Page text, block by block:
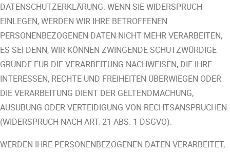
DATENSCHUTZERKLÄRUNG. WENN SIE WIDERSPRUCH
EINLEGEN, WERDEN WIR IHRE BETROFFENEN
PERSONENBEZOGENEN DATEN NICHT MEHR VERARBEITEN,
ES SEI DENN, WIR KÖNNEN ZWINGENDE SCHUTZWÜRDIGE
GRÜNDE FÜR DIE VERARBEITUNG NACHWEISEN, DIE IHRE
INTERESSEN, RECHTE UND FREIHEITEN ÜBERWIEGEN ODER
DIE VERARBEITUNG DIENT DER GELTENDMACHUNG,
AUSÜBUNG ODER VERTEIDIGUNG VON RECHTSANSPRÜCHEN
(WIDERSPRUCH NACH ART. 21 ABS. 1 DSGVO).
WERDEN IHRE PERSONENBEZOGENEN DATEN VERARBEITET,